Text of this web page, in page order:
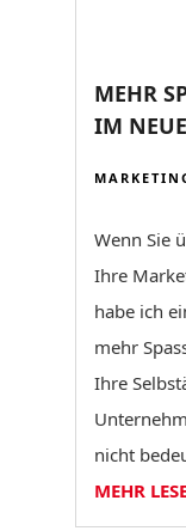
MEHR
IM
Wenn Sie
Ihre
habe ich
mehr
Ihre
nicht
MEHR